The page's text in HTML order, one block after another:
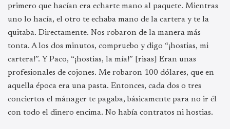
primero que hacían era echarte mano al paquete. Mientras
uno lo hacía, el otro te echaba mano de la cartera y te la
quitaba. Directamente. Nos robaron de la manera más
tonta. A los dos minutos, compruebo y digo “¡hostias, mi
cartera!”. Y Paco, “¡hostias, la mía!” [risas] Eran unas
profesionales de cojones. Me robaron 100 dólares, que en
aquella época era una pasta. Entonces, cada dos o tres
conciertos el mánager te pagaba, básicamente para no ir él
con todo el dinero encima. No había contratos ni hostias.